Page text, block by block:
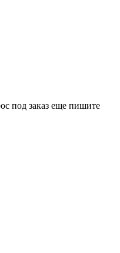
под заказ еще пишите